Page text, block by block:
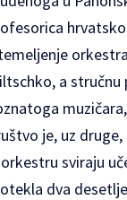
a
je, uz
sviraju
dva